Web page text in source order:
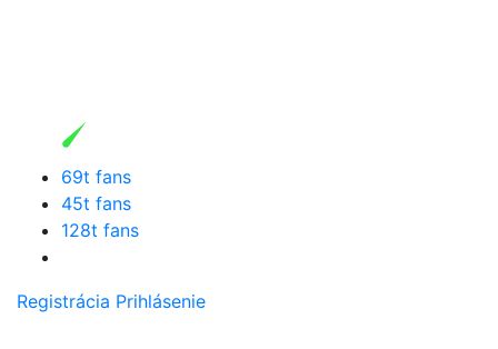
69t fans
45t fans
128t fans
Registrácia Prihlásenie